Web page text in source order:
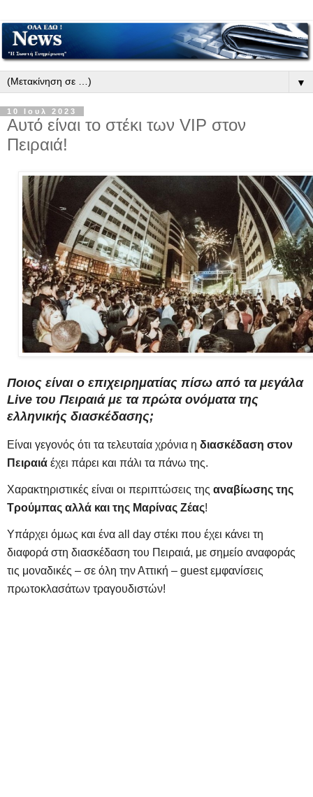
▼
10 Ιουλ 2023
Αυτό είναι το στέκι των VIP στον
Πειραιά!
Ποιος είναι ο επιχειρηματίας πίσω από τα μεγάλα
Live του Πειραιάμε τα πρώτα ονόματα της
ελληνικής διασκέδασης;
Είναι γεγονός ότι τα τελευταία χρόνια η διασκέδαση στον
Πειραιά έχει πάρει και πάλι τα πάνω της.
Χαρακτηριστικές είναι οι περιπτώσεις της αναβίωσης της
Τρούμπας αλλά και της Μαρίνας Ζέας!
Υπάρχει όμως και ένα all day στέκι που έχει κάνει τη
διαφορά στη διασκέδαση του Πειραιά, με σημείο αναφοράς
τις μοναδικές – σε όλη την Αττική – guest εμφανίσεις
πρωτοκλασάτων τραγουδιστών!